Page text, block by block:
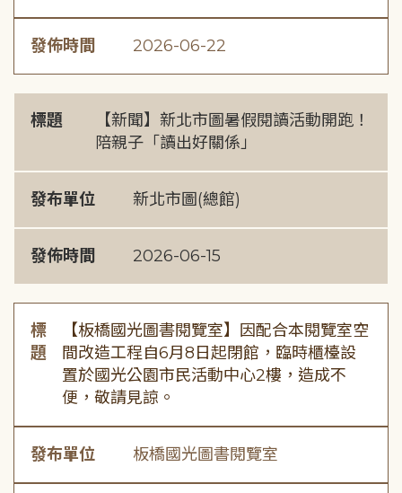
發佈時間 2026-06-22
標題
【新聞】新北市圖暑假閱讀活動開跑！
陪親子「讀出好關係」
發布單位 新北市圖(總館)
發佈時間 2026-06-15
標
題
【板橋國光圖書閱覽室】因配合本閱覽室空
間改造工程自6月8日起閉館，臨時櫃檯設
置於國光公園市民活動中心2樓，造成不
便，敬請見諒。
發布單位 板橋國光圖書閱覽室